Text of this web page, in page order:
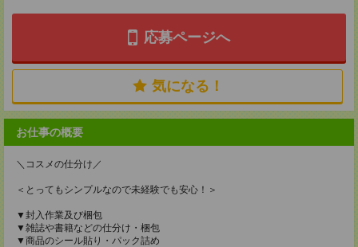
応募ページへ
気になる！
お仕事の概要
＼コスメの仕分け／
＜とってもシンプルなので未経験でも安心！＞
▼封入作業及び梱包
▼雑誌や書籍などの仕分け・梱包
▼商品のシール貼り・パック詰め